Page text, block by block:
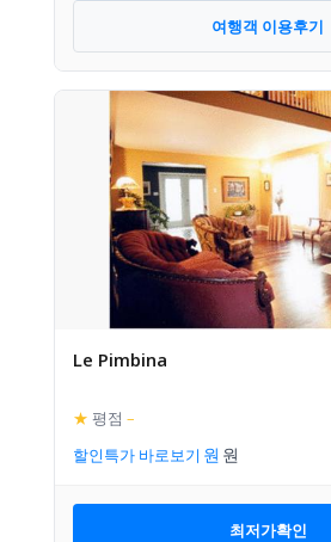
여행객 이용후기
Le Pimbina
★ 평점 –
할인특가 바로보기
최저가확인